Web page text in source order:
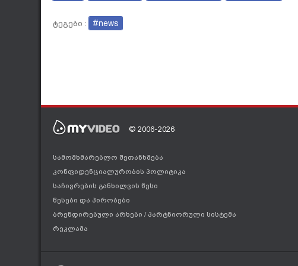
ტეგები : #news
© 2006-2026
სამომხმარებლო შეთანხმება
კონფიდენციალურობის პოლიტიკა
საჩივრების განხილვის წესი
წესები და პირობები
ბრენდირებული არხები / პარტნიორული სისტემა
რეკლამა